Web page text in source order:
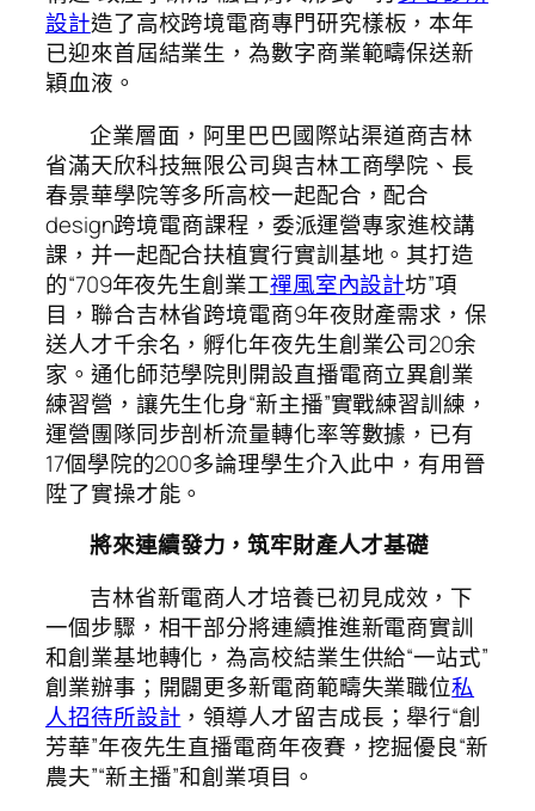
設計造了高校跨境電商專門研究樣板，本年
已迎來首屆結業生，為數字商業範疇保送新
穎血液。
企業層面，阿里巴巴國際站渠道商吉林
省滿天欣科技無限公司與吉林工商學院、長
春景華學院等多所高校一起配合，配合
design跨境電商課程，委派運營專家進校講
課，并一起配合扶植實行實訓基地。其打造
的“709年夜先生創業工禪風室內設計坊”項
目，聯合吉林省跨境電商9年夜財產需求，保
送人才千余名，孵化年夜先生創業公司20余
家。通化師范學院則開設直播電商立異創業
練習營，讓先生化身“新主播”實戰練習訓練，
運營團隊同步剖析流量轉化率等數據，已有
17個學院的200多論理學生介入此中，有用晉
陞了實操才能。
將來連續發力，筑牢財產人才基礎
吉林省新電商人才培養已初見成效，下
一個步驟，相干部分將連續推進新電商實訓
和創業基地轉化，為高校結業生供給“一站式”
創業辦事；開闢更多新電商範疇失業職位私
人招待所設計 ，領導人才留吉成長；舉行“創
芳華”年夜先生直播電商年夜賽，挖掘優良“新
農夫”“新主播”和創業項目。